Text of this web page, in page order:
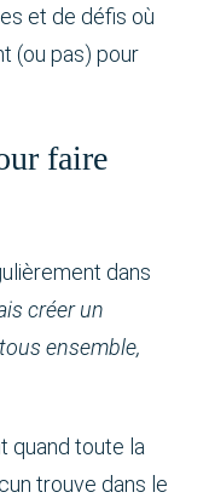
et de défis où
(ou pas) pour
faire
dans
créer un
ensemble,
quand toute la
trouve dans le